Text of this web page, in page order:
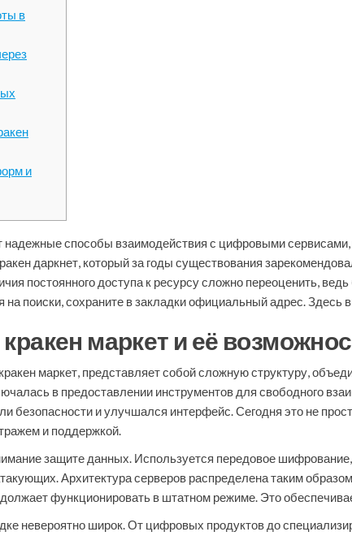
в
и
способы взаимодействия с цифровыми сервисами,
даркнет, который за годы существования
постоянного доступа к ресурсу сложно переоценить,
поиски, сохраните в закладки официальный адрес.
маркет и её
маркет, представляет собой сложную структуру,
в предоставлении инструментов для свободного
безопасности и улучшался интерфейс. Сегодня это не
и поддержкой.
защите данных. Используется передовое
Архитектура серверов распределена таким
функционировать в штатном режиме. Это
невероятно широк. От цифровых продуктов до